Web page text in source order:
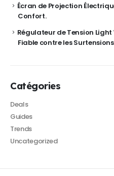
Écran de Projection
Confort.
Régulateur de Tension Light
Fiable contre les Surtensions
Catégories
Deals
Guides
Trends
Uncategorized